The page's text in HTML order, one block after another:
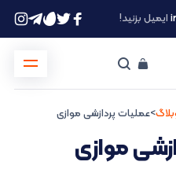
ایمیل بزنید!
>عملیات پردازشی موازی
موازی